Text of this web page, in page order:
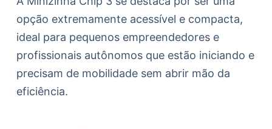
opção extremamente acessível e compacta,
ideal para pequenos empreendedores e
profissionais autônomos que estão iniciando e
precisam de mobilidade sem abrir mão da
eficiência.